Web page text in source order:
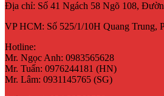
Địa chỉ: Số 41 Ngách 58 Ngõ 108,
VP HCM: Số 525/1/10H Quang Trung,
Hotline:
Mr. Ngọc Anh: 0983565628
Mr. Tuấn: 0976244181 (HN)
Mr. Lâm: 0931145765 (SG)